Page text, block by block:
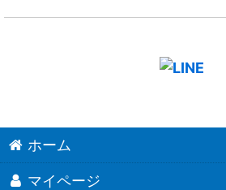
ホーム
マイページ